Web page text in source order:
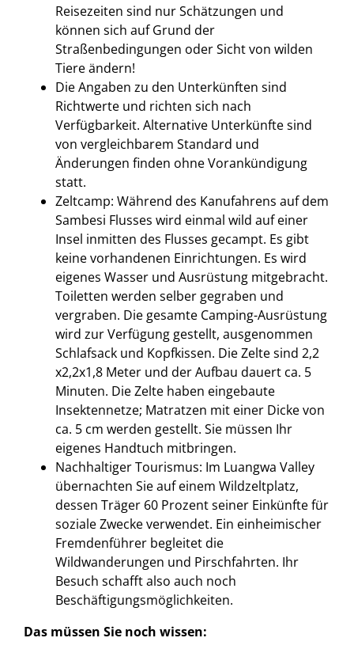
Reisezeiten sind nur Schätzungen und
können sich auf Grund der
Straßenbedingungen oder Sicht von wilden
Tiere ändern!
Die Angaben zu den Unterkünften sind
Richtwerte und richten sich nach
Verfügbarkeit. Alternative Unterkünfte sind
von vergleichbarem Standard und
Änderungen finden ohne Vorankündigung
statt.
Zeltcamp: Während des Kanufahrens auf dem
Sambesi Flusses wird einmal wild auf einer
Insel inmitten des Flusses gecampt. Es gibt
keine vorhandenen Einrichtungen. Es wird
eigenes Wasser und Ausrüstung mitgebracht.
Toiletten werden selber gegraben und
vergraben. Die gesamte Camping-Ausrüstung
wird zur Verfügung gestellt, ausgenommen
Schlafsack und Kopfkissen. Die Zelte sind 2,2
x2,2x1,8 Meter und der Aufbau dauert ca. 5
Minuten. Die Zelte haben eingebaute
Insektennetze; Matratzen mit einer Dicke von
ca. 5 cm werden gestellt. Sie müssen Ihr
eigenes Handtuch mitbringen.
Nachhaltiger Tourismus: Im Luangwa Valley
übernachten Sie auf einem Wildzeltplatz,
dessen Träger 60 Prozent seiner Einkünfte für
soziale Zwecke verwendet. Ein einheimischer
Fremdenführer begleitet die
Wildwanderungen und Pirschfahrten. Ihr
Besuch schafft also auch noch
Beschäftigungsmöglichkeiten.
Das müssen Sie noch wissen: